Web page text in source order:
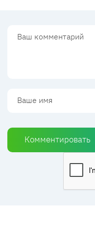
Комментировать